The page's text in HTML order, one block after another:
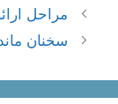
ناوبری
نوشته‌ها
مراحل
سخنان